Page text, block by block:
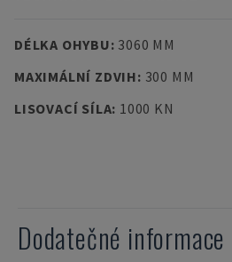
DÉLKA OHYBU: 3060 MM
MAXIMÁLNÍ ZDVIH: 300 MM
LISOVACÍ SÍLA: 1000 KN
Dodatečné informace